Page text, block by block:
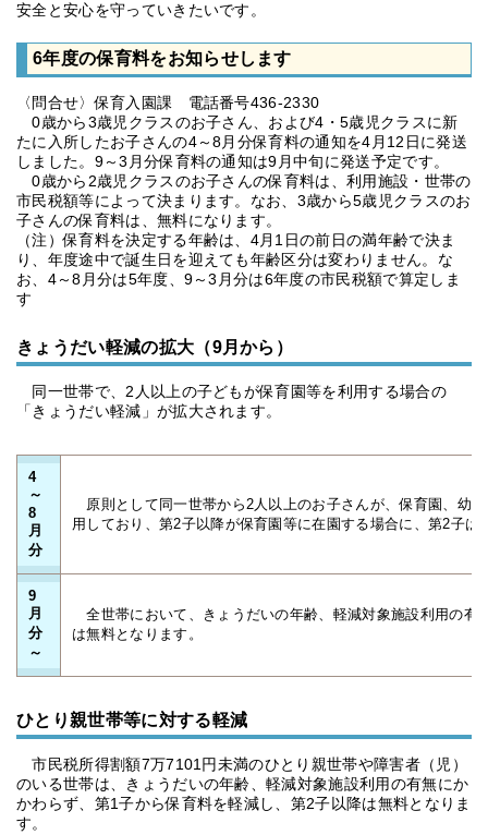
安全と安心を守っていきたいです。
6年度の保育料をお知らせします
〈問合せ〉保育入園課 電話番号436-2330
0歳から3歳児クラスのお子さん、および4・5歳児クラスに新
たに入所したお子さんの4～8月分保育料の通知を4月12日に発送
しました。9～3月分保育料の通知は9月中旬に発送予定です。
0歳から2歳児クラスのお子さんの保育料は、利用施設・世帯の
市民税額等によって決まります。なお、3歳から5歳児クラスのお
子さんの保育料は、無料になります。
（注）保育料を決定する年齢は、4月1日の前日の満年齢で決ま
り、年度途中で誕生日を迎えても年齢区分は変わりません。な
お、4～8月分は5年度、9～3月分は6年度の市民税額で算定しま
す
きょうだい軽減の拡大（9月から）
同一世帯で、2人以上の子どもが保育園等を利用する場合の
「きょうだい軽減」が拡大されます。
4
～
8
月
分
原則として同一世帯から2人以上のお子さんが、保育園、幼
用しており、第2子以降が保育園等に在園する場合に、第2子
9
月
分
～
全世帯において、きょうだいの年齢、軽減対象施設利用の有
は無料となります。
ひとり親世帯等に対する軽減
市民税所得割額7万7101円未満のひとり親世帯や障害者（児）
のいる世帯は、きょうだいの年齢、軽減対象施設利用の有無にか
かわらず、第1子から保育料を軽減し、第2子以降は無料となりま
す。